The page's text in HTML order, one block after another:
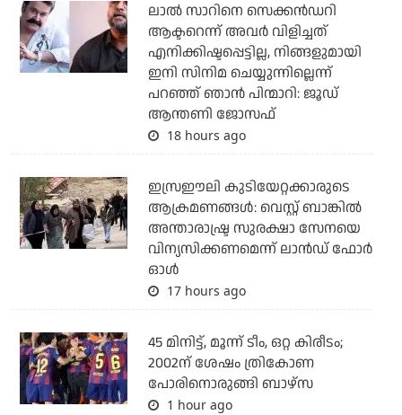
ലാല്‍ സാറിനെ സെക്കന്‍ഡറി
ആക്ടറെന്ന് അവര്‍ വിളിച്ചത്
എനിക്കിഷ്ടപ്പെട്ടില്ല, നിങ്ങളുമായി
ഇനി സിനിമ ചെയ്യുന്നില്ലെന്ന്
പറഞ്ഞ് ഞാന്‍ പിന്മാറി: ജൂഡ്
ആന്തണി ജോസഫ്
18 hours ago
ഇസ്രഈലി കുടിയേറ്റക്കാരുടെ
ആക്രമണങ്ങള്‍: വെസ്റ്റ് ബാങ്കില്‍
അന്താരാഷ്ട്ര സുരക്ഷാ സേനയെ
വിന്യസിക്കണമെന്ന് ലാന്‍ഡ് ഫോര്‍
ഓള്‍
17 hours ago
45 മിനിട്ട്, മൂന്ന് ടീം, ഒറ്റ കിരീടം;
2002ന് ശേഷം ത്രികോണ
പോരിനൊരുങ്ങി ബാഴ്‌സ
1 hour ago